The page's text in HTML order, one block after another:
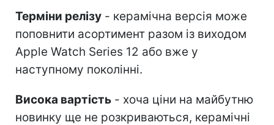
Терміни релізу - керамічна версія може
поповнити асортимент разом із виходом
Apple Watch Series 12 або вже у
наступному поколінні.
Висока вартість - хоча ціни на майбутню
новинку ще не розкриваються, керамічні